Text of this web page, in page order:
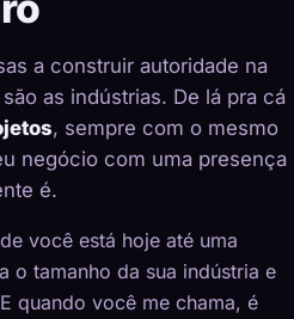
a construir autoridade na
as indústrias. De lá pra cá
, sempre com o mesmo
negócio com uma presença
é.
você está hoje até uma
o tamanho da sua indústria e
quando você me chama, é